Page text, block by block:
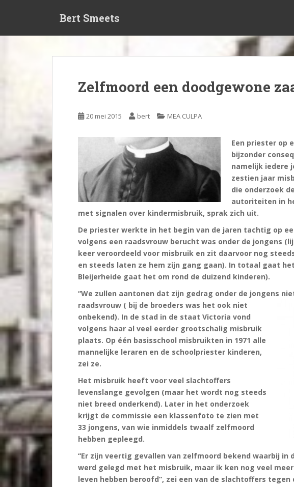
t
e
Bert Smeets
Zelfmoord een doodgewone
20 mei 2015 bert MEA CULPA
Een priester op
bijzonder
namelijk iedere
zestien jaar
die onderzoek
autoriteiten in
met signalen over kindermisbruik, sprak zich uit.
De priester werkte in het begin van de jaren tachtig op
volgens een raadsvrouw berucht was onder de jongens
keer veroordeeld voor misbruik en zit daarvoor nog
en steeds laten ze hem zijn gang gaan). In totaal gaat
Bleijerheide gaat het om rond de duizend kinderen).
“We zullen aantonen dat zijn gedrag onder de jongens
raadsvrouw ( bij de broeders was het ook niet
onbekend). In de stad in de staat Victoria vond
volgens haar al veel eerder grootschalig misbruik
plaats. Op één basisschool misbruikten in 1971 alle
mannelijke leraren en de schoolpriester kinderen,
zei ze.
Het misbruik heeft voor veel slachtoffers
levenslange gevolgen (maar het wordt nog steeds
niet breed onderkend). Later in het onderzoek
krijgt de commissie een klassenfoto te zien met
33 jongens, van wie inmiddels twaalf zelfmoord
hebben gepleegd.
“Er zijn veertig gevallen van zelfmoord bekend waarbij in
werd gelegd met het misbruik, maar ik ken nog veel
leven hebben beroofd”, zei een van de slachtoffers